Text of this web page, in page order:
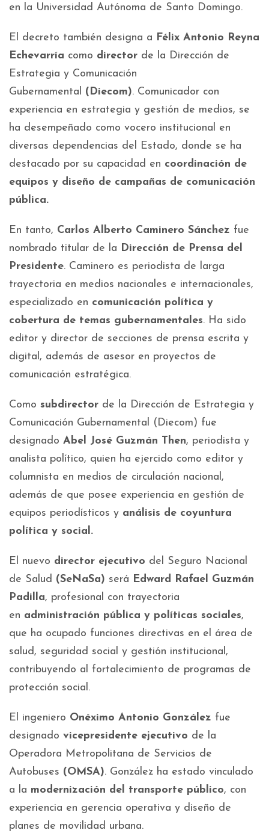
en la Universidad Autónoma de Santo Domingo.
El decreto también designa a Félix Antonio Reyna
Echevarría como director de la Dirección de
Estrategia y Comunicación
Gubernamental (Diecom). Comunicador con
experiencia en estrategia y gestión de medios, se
ha desempeñado como vocero institucional en
diversas dependencias del Estado, donde se ha
destacado por su capacidad en coordinación de
equipos y diseño de campañas de comunicación
pública.
En tanto, Carlos Alberto Caminero Sánchez fue
nombrado titular de la Dirección de Prensa del
Presidente. Caminero es periodista de larga
trayectoria en medios nacionales e internacionales,
especializado en comunicación política y
cobertura de temas gubernamentales. Ha sido
editor y director de secciones de prensa escrita y
digital, además de asesor en proyectos de
comunicación estratégica.
Como subdirector de la Dirección de Estrategia y
Comunicación Gubernamental (Diecom) fue
designado Abel José Guzmán Then, periodista y
analista político, quien ha ejercido como editor y
columnista en medios de circulación nacional,
además de que posee experiencia en gestión de
equipos periodísticos y análisis de coyuntura
política y social.
El nuevo director ejecutivo del Seguro Nacional
de Salud (SeNaSa) será Edward Rafael Guzmán
Padilla, profesional con trayectoria
en administración pública y políticas sociales,
que ha ocupado funciones directivas en el área de
salud, seguridad social y gestión institucional,
contribuyendo al fortalecimiento de programas de
protección social.
El ingeniero Onéximo Antonio González fue
designado vicepresidente ejecutivo de la
Operadora Metropolitana de Servicios de
Autobuses (OMSA). González ha estado vinculado
a la modernización del transporte público, con
experiencia en gerencia operativa y diseño de
planes de movilidad urbana.